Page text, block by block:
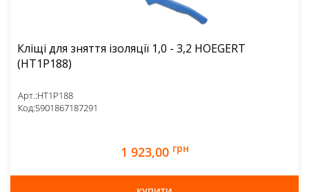
Кліщі для зняття ізоляції 1,0 - 3,2 HOEGERT
(HT1P188)
Арт.:HT1P188
Код:5901867187291
1 923,00 грн